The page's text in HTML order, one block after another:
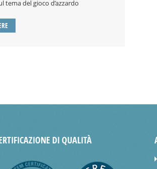
tema del gioco d’azzardo
DI QUALITÀ